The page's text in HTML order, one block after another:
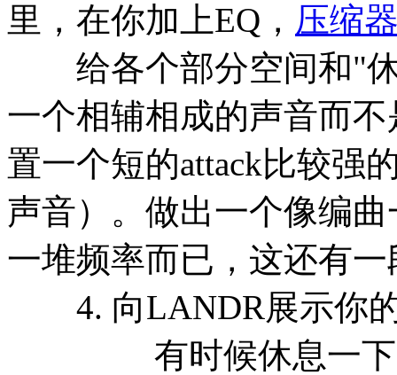
里，在你加上EQ， 压缩
给各个部分空间和"休
一个相辅相成的声音而
置一个短的attack比较强
声音）。做出一个像编
一堆频率而已，这还有
4. 向LANDR展示你
有时候休息一下是